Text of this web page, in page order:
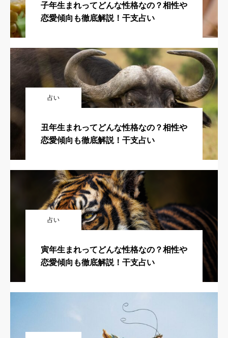
子年生まれってどんな性格なの？相性や
恋愛傾向も徹底解説！干支占い
占い
丑年生まれってどんな性格なの？相性や
恋愛傾向も徹底解説！干支占い
占い
寅年生まれってどんな性格なの？相性や
恋愛傾向も徹底解説！干支占い